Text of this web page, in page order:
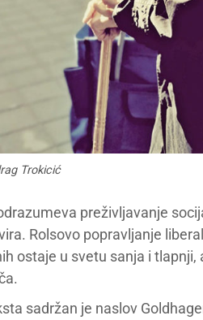
Trokicić
preživljavanje
Rolsovo popravljanje
ostaje u svetu sanja i
sadržan je naslov